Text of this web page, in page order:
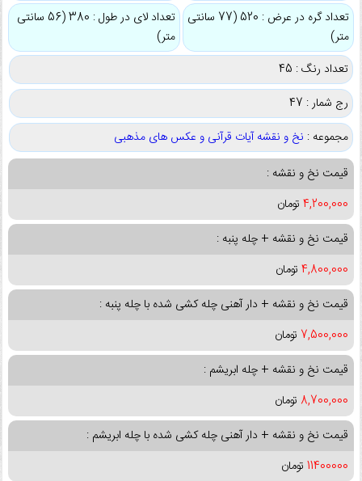
تعداد گره در عرض : 520 (77 سانتی
متر)
تعداد لای در طول : 380 (56 سانتی
متر)
تعداد رنگ : 45
رج شمار : 47
مجموعه : نخ و نقشه آیات قرآنی و عکس های مذهبی
قیمت نخ و نقشه :
4,200,000 تومان
قیمت نخ و نقشه + چله پنبه :
4,800,000 تومان
قیمت نخ و نقشه + دار آهنی چله کشی شده با چله پنبه :
7,500,000 تومان
قیمت نخ و نقشه + چله ابریشم :
8,700,000 تومان
قیمت نخ و نقشه + دار آهنی چله کشی شده با چله ابریشم :
11400000 تومان